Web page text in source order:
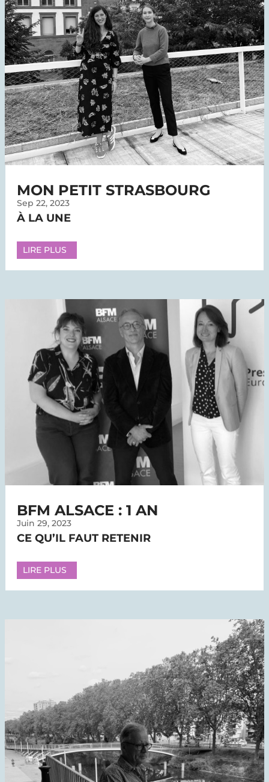
MON PETIT STRASBOURG
Sep 22, 2023
À LA UNE
LIRE PLUS
BFM ALSACE : 1 AN
Juin 29, 2023
CE QU’IL FAUT RETENIR
LIRE PLUS